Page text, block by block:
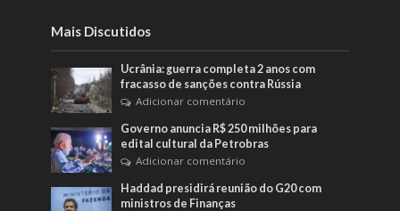
Mais Discutidos
Ucrânia: guerra completa 2 anos com
fracasso de sanções contra Rússia
Adicionar comentário
Governo anuncia R$ 250 milhões para
edital cultural da Petrobras
Adicionar comentário
Haddad presidirá reunião do G20 com
ministros de Finanças